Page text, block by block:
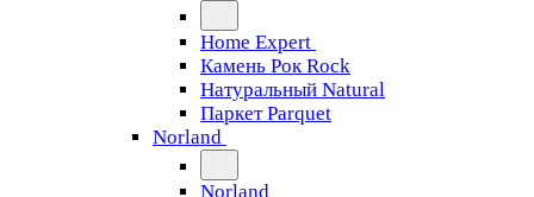
Home Expert
Камень Рок Rock
Натуральный Natural
Паркет Parquet
Norland
Norland